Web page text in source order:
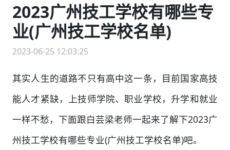
2023广州技工学校有哪些专
业(广州技工学校名单)
2023-06-25 12:03:25
其实人生的道路不只有高中这一条，目前国家高技
能人才紧缺，上技师学院、职业学校，升学和就业
一样不愁，下面跟白芸梁老师一起来了解下2023广
州技工学校有哪些专业(广州技工学校名单)吧。